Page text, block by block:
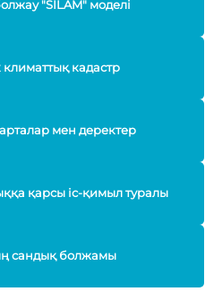
"SILAM" моделі
климаттық кадастр
мен деректер
қарсы іс-қимыл туралы
сандық болжамы